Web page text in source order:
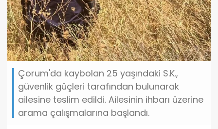
Çorum'da kaybolan 25 yaşındaki S.K.,
güvenlik güçleri tarafından bulunarak
ailesine teslim edildi. Ailesinin ihbarı üzerine
arama çalışmalarına başlandı.